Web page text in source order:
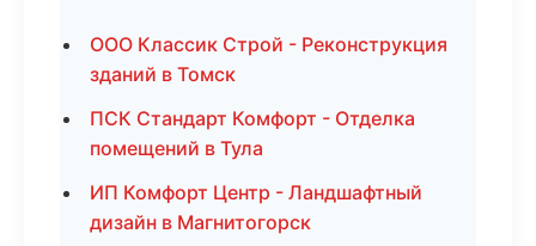
ООО Классик Строй - Реконструкция
зданий в Томск
ПСК Стандарт Комфорт - Отделка
помещений в Тула
ИП Комфорт Центр - Ландшафтный
дизайн в Магнитогорск